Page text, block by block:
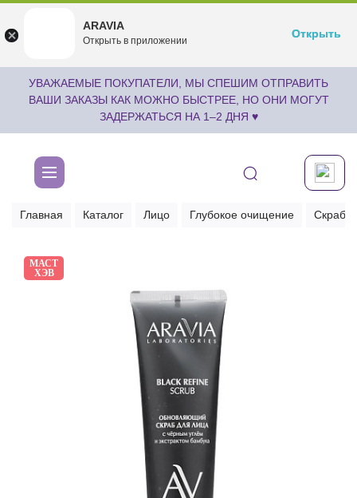
undefined
Бесплатноru.aravia.new
Открыть
УВАЖАЕМЫЕ ПОКУПАТЕЛИ, МЫ СПЕШИМ ОТПРАВИТЬ
ВАШИ ЗАКАЗЫ КАК МОЖНО БЫСТРЕЕ, НО ОНИ МОГУТ
ЗАДЕРЖАТЬСЯ НА 1–2 ДНЯ ♥
Главная Каталог Лицо Глубокое очищение Скрабы
МАСТ
ХЭВ
ARAVIA
Открыть в приложении
Открыть